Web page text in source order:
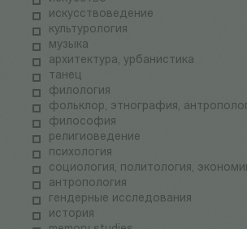
искусствоведение
культурология
музыка
архитектура, урбанистика
танец
филология
фольклор, этнография,
философия
религиоведение
психология
социология, политология,
антропология
гендерные исследования
история